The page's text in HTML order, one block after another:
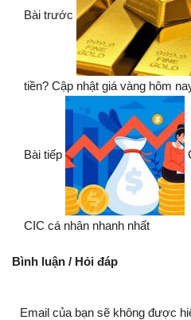
Bài trước
tiền? Cập nhật giá vàng hôm
Bài tiếp
CIC cá nhân nhanh nhất
Bình luận / Hỏi đáp
Email của bạn sẽ không được